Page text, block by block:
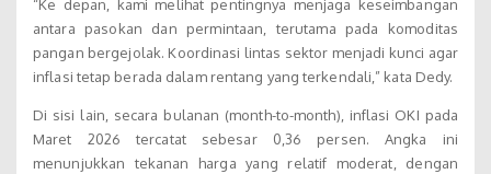
“Ke depan, kami melihat pentingnya menjaga keseimbangan
antara pasokan dan permintaan, terutama pada komoditas
pangan bergejolak. Koordinasi lintas sektor menjadi kunci agar
inflasi tetap berada dalam rentang yang terkendali,” kata Dedy.
Di sisi lain, secara bulanan (month-to-month), inflasi OKI pada
Maret 2026 tercatat sebesar 0,36 persen. Angka ini
menunjukkan tekanan harga yang relatif moderat, dengan